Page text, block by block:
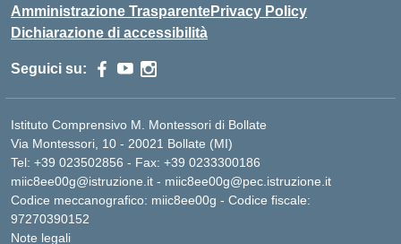
Amministrazione TrasparentePrivacy Policy
Dichiarazione di accessibilità
Seguici su:
Istituto Comprensivo M. Montessori di Bollate
Via Montessori, 10 - 20021 Bollate (MI)
Tel: +39 023502856 - Fax: +39 0233300186
miic8ee00g@istruzione.it - miic8ee00g@pec.istruzione.it
Codice meccanografico: miic8ee00g - Codice fiscale:
97270390152
Note legali